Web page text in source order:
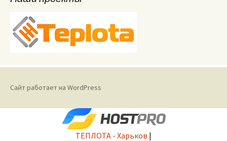
Сайт работает на WordPress
ТЕПЛОТА - Харьков |